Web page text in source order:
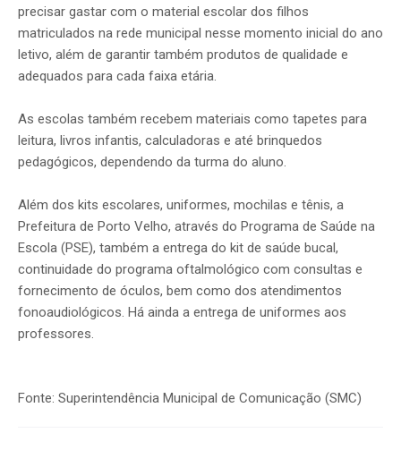
precisar gastar com o material escolar dos filhos
matriculados na rede municipal nesse momento inicial do ano
letivo, além de garantir também produtos de qualidade e
adequados para cada faixa etária.
As escolas também recebem materiais como tapetes para
leitura, livros infantis, calculadoras e até brinquedos
pedagógicos, dependendo da turma do aluno.
Além dos kits escolares, uniformes, mochilas e tênis, a
Prefeitura de Porto Velho, através do Programa de Saúde na
Escola (PSE), também a entrega do kit de saúde bucal,
continuidade do programa oftalmológico com consultas e
fornecimento de óculos, bem como dos atendimentos
fonoaudiológicos. Há ainda a entrega de uniformes aos
professores.
Fonte: Superintendência Municipal de Comunicação (SMC)